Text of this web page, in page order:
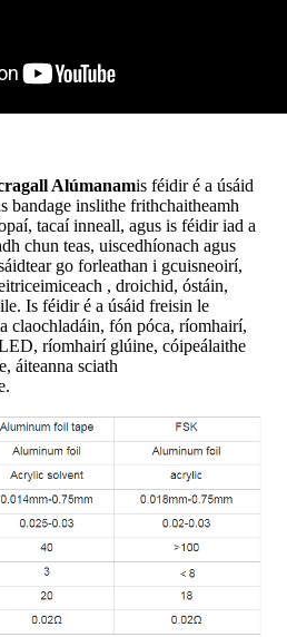
Alúmanamis féidir é a úsáid
bandage inslithe frithchaitheamh
tacaí inneall, agus is féidir iad a
chun teas, uiscedhíonach agus
go forleathan i gcuisneoirí,
, droichid, óstáin,
Is féidir é a úsáid freisin le
claochladáin, fón póca, ríomhairí,
ríomhairí glúine, cóipeálaithe
áiteanna sciath